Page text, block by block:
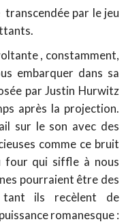
par le jeu
, constamment,
embarquer dans sa
par Justin Hurwitz
après la projection.
sur le son avec des
comme ce bruit
four qui siffle à nous
pourraient être des
tant ils recèlent de
romanesque :